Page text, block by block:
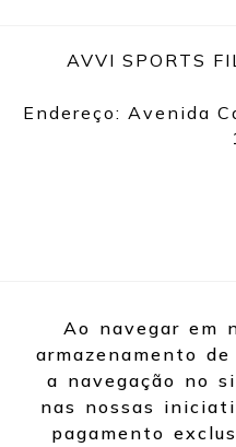
AVVI SPORTS
Endereço: Avenida
Ao navegar em
armazenamento
a navegação no
nas nossas
pagamento